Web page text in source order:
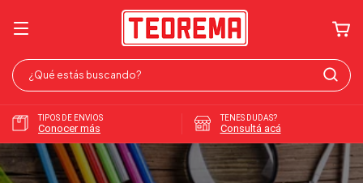
TIPOS DE ENVIOS
Conocer más
TENES DUDAS?
Consultá acá